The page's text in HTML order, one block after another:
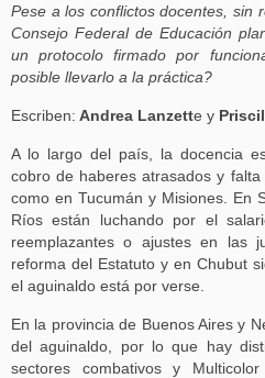
Pese a los conflictos docentes, sin
Consejo Federal de Educación
un protocolo firmado por
posible llevarlo a la práctica?
Escriben: Andrea Lanzette y
A lo largo del país, la docencia
cobro de haberes atrasados y
como en Tucumán y Misiones. En
Ríos están luchando por el
reemplazantes o ajustes en las
reforma del Estatuto y en Chubut
el aguinaldo está por verse.
En la provincia de Buenos Aires y
del aguinaldo, por lo que hay
sectores combativos y